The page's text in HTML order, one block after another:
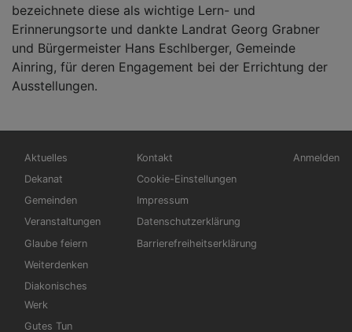
bezeichnete diese als wichtige Lern- und
Erinnerungsorte und dankte Landrat Georg Grabner
und Bürgermeister Hans Eschlberger, Gemeinde
Ainring, für deren Engagement bei der Errichtung der
Ausstellungen.
Hauptnavigation
Aktuelles
Dekanat
Gemeinden
Veranstaltungen
Glaube feiern
Weiterdenken
Diakonisches
Werk
Gutes Tun
Fußbereichsmenü
Kontakt
Cookie-Einstellungen
Impressum
Datenschutzerklärung
Barrierefreiheitserklärung
Anmelden